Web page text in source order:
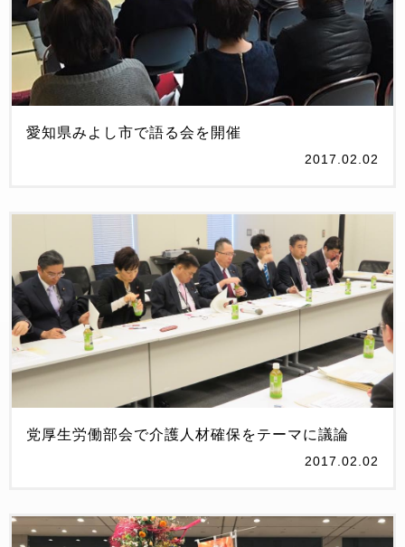
愛知県みよし市で語る会を開催
2017.02.02
党厚生労働部会で介護人材確保をテーマに議論
2017.02.02